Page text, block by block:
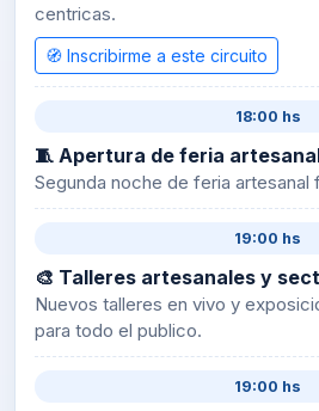
centricas.
🧭 Inscribirme a este circuito
18:00 hs
🧵 Apertura de feria
Segunda noche de feria artesanal
19:00 hs
🎨 Talleres artesanales y
Nuevos talleres en vivo y
para todo el publico.
19:00 hs